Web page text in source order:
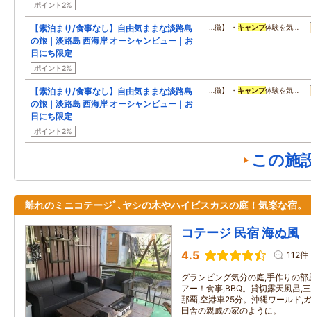
ポイント2%
【素泊まり/食事なし】自由気ままな淡路島
の旅｜淡路島 西海岸 オーシャンビュー｜お
日にち限定
ポイント2%
…徴】 ・ キャンプ体験を気…
【素泊まり/食事なし】自由気ままな淡路島
の旅｜淡路島 西海岸 オーシャンビュー｜お
日にち限定
ポイント2%
…徴】 ・ キャンプ体験を気…
この施
離れのミニコテージﾞ､ヤシの木やハイビスカスの庭！気楽な宿。
コテージ 民宿 海ぬ風
4.5 112件
グランピング気分の庭,手作りの
アー！食事,BBQ。貸切露天風呂,
那覇,空港車25分。沖縄ワールド,
田舎の親戚の家のように。